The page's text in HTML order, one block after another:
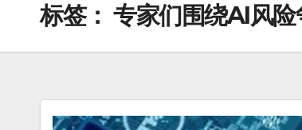
标签： 专家们围绕AI风